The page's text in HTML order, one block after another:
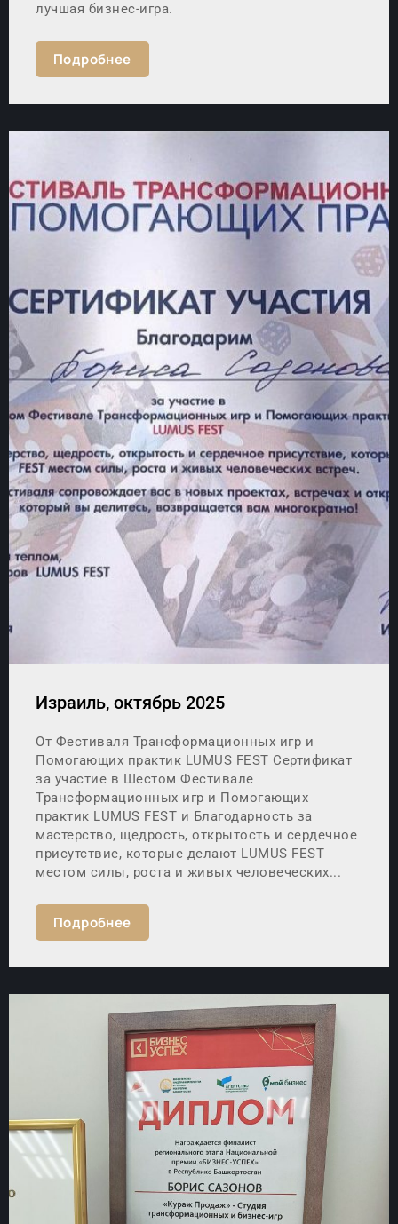
лучшая бизнес-игра.
Подробнее
Израиль, октябрь 2025
От Фестиваля Трансформационных игр и
Помогающих практик LUMUS FEST Сертификат
за участие в Шестом Фестивале
Трансформационных игр и Помогающих
практик LUMUS FEST и Благодарность за
мастерство, щедрость, открытость и сердечное
присутствие, которые делают LUMUS FEST
местом силы, роста и живых человеческих...
Подробнее